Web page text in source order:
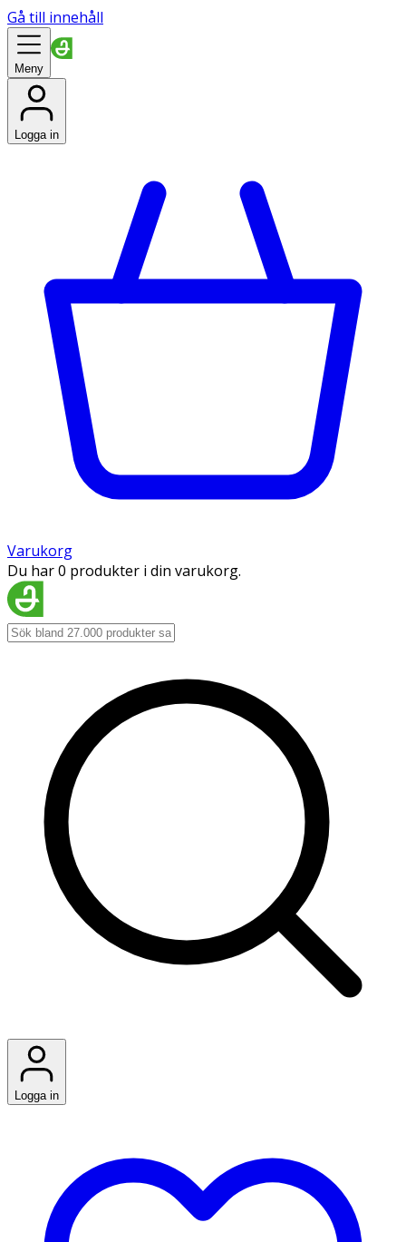
Gå till innehåll
Meny
Logga in
Varukorg
Du har 0 produkter i din varukorg.
Logga in